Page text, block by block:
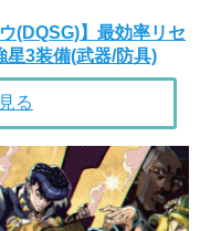
(DQSG)】最効率リセ
星3装備(武器/防具)
る